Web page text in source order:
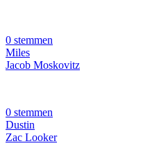
0 stemmen
Miles
Jacob Moskovitz
0 stemmen
Dustin
Zac Looker